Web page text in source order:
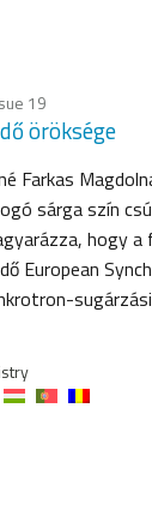
19
öröksége
Farkas
sárga szín
hogy a
European